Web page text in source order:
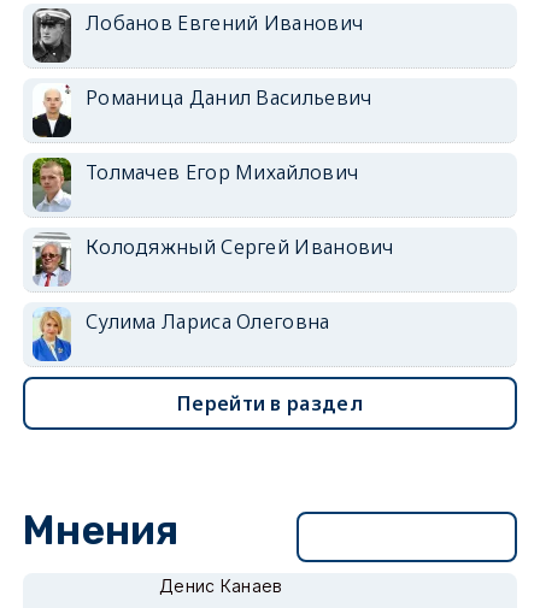
Лобанов Евгений Иванович
Романица Данил Васильевич
Толмачев Егор Михайлович
Колодяжный Сергей Иванович
Сулима Лариса Олеговна
Перейти в раздел
Мнения
Денис Канаев